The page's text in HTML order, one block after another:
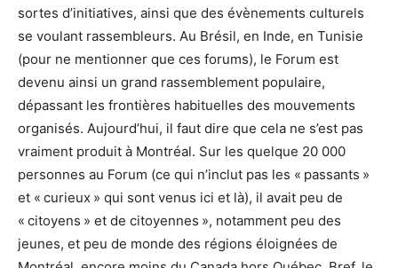
sortes d’initiatives, ainsi que des évènements culturels
se voulant rassembleurs. Au Brésil, en Inde, en Tunisie
(pour ne mentionner que ces forums), le Forum est
devenu ainsi un grand rassemblement populaire,
dépassant les frontières habituelles des mouvements
organisés. Aujourd’hui, il faut dire que cela ne s’est pas
vraiment produit à Montréal. Sur les quelque 20 000
personnes au Forum (ce qui n’inclut pas les « passants »
et « curieux » qui sont venus ici et là), il avait peu de
« citoyens » et de citoyennes », notamment peu des
jeunes, et peu de monde des régions éloignées de